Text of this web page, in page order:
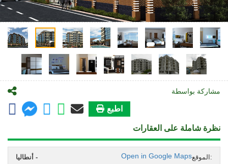
مشاركة بواسطة
اطبع
نظرة شاملة على العقارات
الموقع: أنطاليا - Open in Google Maps